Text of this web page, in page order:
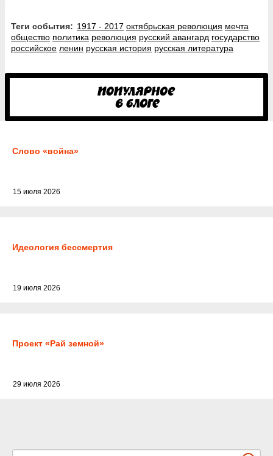
Теги события: 1917 - 2017 октябрьская революция мечта
общество политика революция русский авангард государство
российское ленин русская история русская литература
Слово «война»
15 июля 2026
Идеология бессмертия
19 июля 2026
Проект «Рай земной»
29 июля 2026